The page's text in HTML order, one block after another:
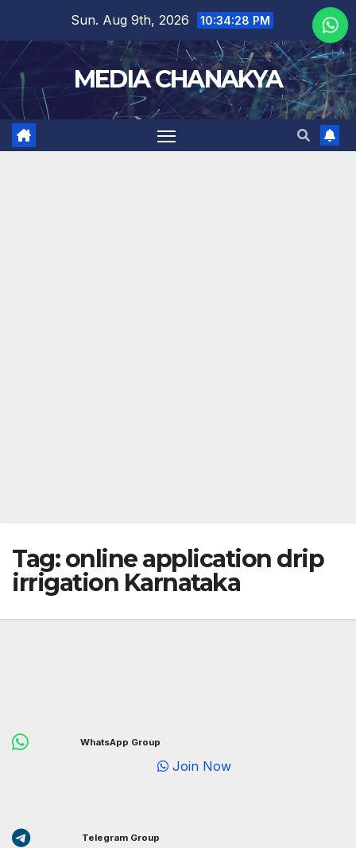
Sun. Aug 9th, 2026 10:34:28 PM
MEDIA CHANAKYA
Tag:online application drip
irrigation Karnataka
WhatsApp Group
Join Now
Telegram Group